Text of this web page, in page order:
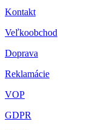
Kontakt
Veľkoobchod
Doprava
Reklamácie
VOP
GDPR